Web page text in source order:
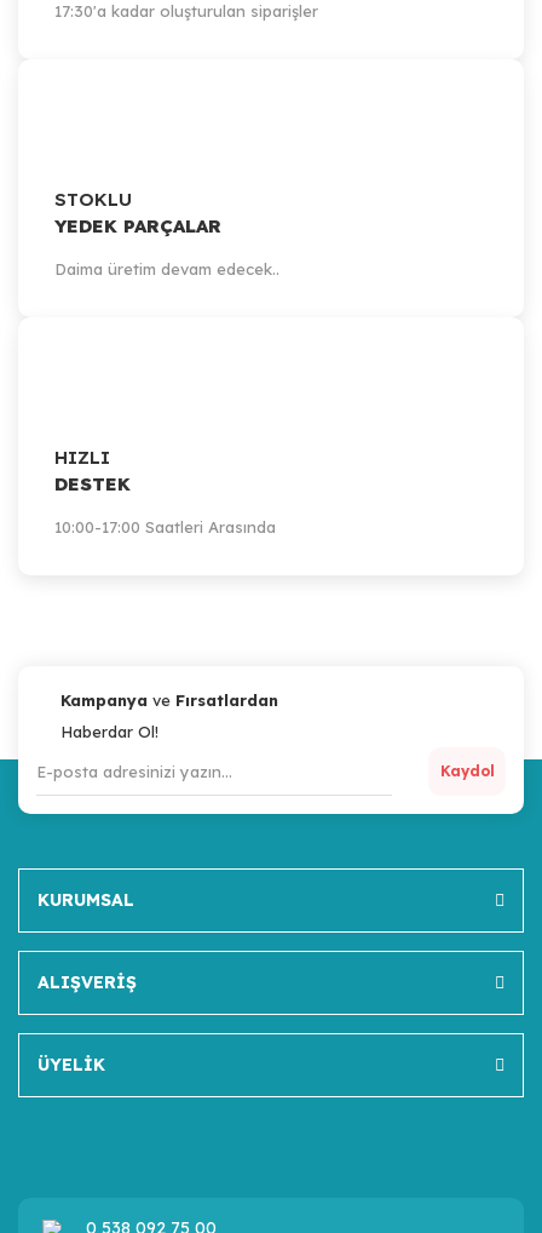
17:30'a kadar oluşturulan siparişler
STOKLU
YEDEK PARÇALAR
Daima üretim devam edecek..
HIZLI
DESTEK
10:00-17:00 Saatleri Arasında
Kampanya ve Fırsatlardan
Haberdar Ol!
Kaydol
KURUMSAL
ALIŞVERİŞ
ÜYELİK
0 538 092 75 00